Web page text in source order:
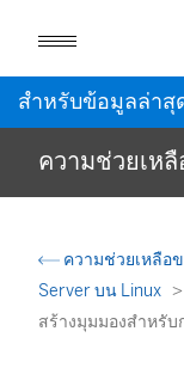
สำหรับข้อมูลล่าสุ
ความช่วยเหลื
ความช่วยเหลือข
Server บน Linux
สร้างมุมมองสำหรั